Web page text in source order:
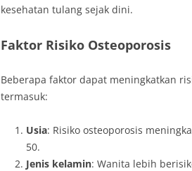
kesehatan tulang sejak dini.
Faktor Risiko Osteoporosis
Beberapa faktor dapat meningkatkan
termasuk:
Usia: Risiko osteoporosis
50.
Jenis kelamin: Wanita lebih